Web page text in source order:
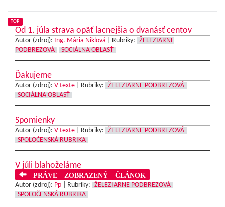
TOP
Od 1. júla strava opäť lacnejšia o dvanásť centov
Autor (zdroj): Ing. Mária Niklová Rubriky:
ŽELEZIARNE
PODBREZOVÁ
SOCIÁLNA OBLASŤ
Ďakujeme
Autor (zdroj): V texte Rubriky:
ŽELEZIARNE PODBREZOVÁ
SOCIÁLNA OBLASŤ
Spomienky
Autor (zdroj): V texte Rubriky:
ŽELEZIARNE PODBREZOVÁ
SPOLOČENSKÁ RUBRIKA
V júli blahoželáme
PRÁVE ZOBRAZENÝ ČLÁNOK
Autor (zdroj): Pp Rubriky:
ŽELEZIARNE PODBREZOVÁ
SPOLOČENSKÁ RUBRIKA